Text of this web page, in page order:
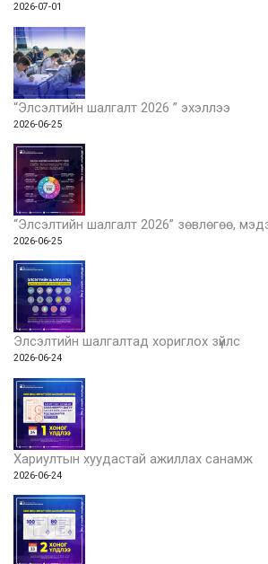
2026-07-01
“Элсэлтийн шалгалт 2026 ” эхэллээ
2026-06-25
“Элсэлтийн шалгалт 2026” зөвлөгөө,
2026-06-25
Элсэлтийн шалгалтад хориглох зүйлс
2026-06-24
Хариултын хуудастай ажиллах санамж
2026-06-24